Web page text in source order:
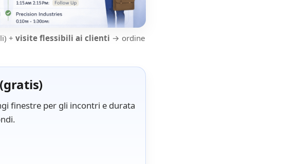
+ visite flessibili ai clienti → ordine
finestre per gli incontri e durata